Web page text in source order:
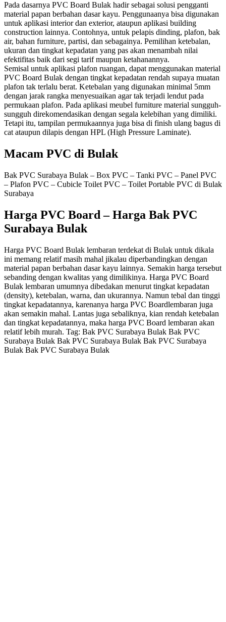
Pada dasarnya PVC Board Bulak hadir sebagai solusi pengganti
material papan berbahan dasar kayu. Penggunaanya bisa digunakan
untuk aplikasi interior dan exterior, ataupun aplikasi building
construction lainnya. Contohnya, untuk pelapis dinding, plafon, bak
air, bahan furniture, partisi, dan sebagainya. Pemilihan ketebalan,
ukuran dan tingkat kepadatan yang pas akan menambah nilai
efektifitas baik dari segi tarif maupun ketahanannya.
Semisal untuk aplikasi plafon ruangan, dapat menggunakan material
PVC Board Bulak dengan tingkat kepadatan rendah supaya muatan
plafon tak terlalu berat. Ketebalan yang digunakan minimal 5mm
dengan jarak rangka menyesuaikan agar tak terjadi lendut pada
permukaan plafon. Pada aplikasi meubel furniture material sungguh-
sungguh direkomendasikan dengan segala kelebihan yang dimiliki.
Tetapi itu, tampilan permukaannya juga bisa di finish ulang bagus di
cat ataupun dilapis dengan HPL (High Pressure Laminate).
Macam PVC di Bulak
Bak PVC Surabaya Bulak – Box PVC – Tanki PVC – Panel PVC
– Plafon PVC – Cubicle Toilet PVC – Toilet Portable PVC di Bulak
Surabaya
Harga PVC Board – Harga Bak PVC
Surabaya Bulak
Harga PVC Board Bulak lembaran terdekat di Bulak untuk dikala
ini memang relatif masih mahal jikalau diperbandingkan dengan
material papan berbahan dasar kayu lainnya. Semakin harga tersebut
sebanding dengan kwalitas yang dimilikinya. Harga PVC Board
Bulak lembaran umumnya dibedakan menurut tingkat kepadatan
(density), ketebalan, warna, dan ukurannya. Namun tebal dan tinggi
tingkat kepadatannya, karenanya harga PVC Boardlembaran juga
akan semakin mahal. Lantas juga sebaliknya, kian rendah ketebalan
dan tingkat kepadatannya, maka harga PVC Board lembaran akan
relatif lebih murah. Tag: Bak PVC Surabaya Bulak Bak PVC
Surabaya Bulak Bak PVC Surabaya Bulak Bak PVC Surabaya
Bulak Bak PVC Surabaya Bulak